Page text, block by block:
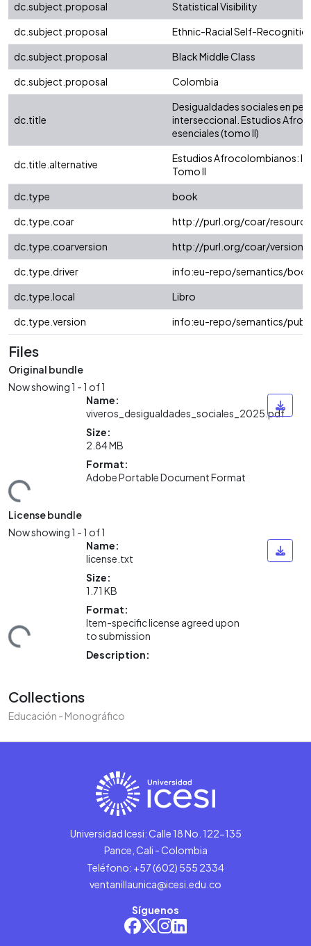
dc.subject.proposal
Statistical Visibility
dc.subject.proposal
Ethnic-Racial Self-
dc.subject.proposal
Black Middle Class
dc.subject.proposal
Colombia
dc.title
Desigualdades sociales en
interseccional. Estudios
esenciales (tomo II)
dc.title.alternative
Estudios Afrocolombianos:
Tomo II
dc.type
book
dc.type.coar
http://purl.org/coar/
dc.type.coarversion
http://purl.org/coar/
dc.type.driver
info:eu-repo/semantics/
dc.type.local
Libro
dc.type.version
info:eu-repo/semantics/
Files
Original bundle
Now showing1 - 1 of 1
Name:
viveros_desigualdades_sociales_2025.pdf
Size:
2.84 MB
Format:
Adobe Portable Document Format
License bundle
Now showing1 - 1 of 1
Name:
license.txt
Size:
1.71 KB
Format:
Item-specific license agreed upon
to submission
Description:
Collections
Educación - Monográfico
Universidad Icesi: Calle 18 No. 122-135
Pance, Cali - Colombia
Teléfono: +57 (602) 555 2334
ventanillaunica@icesi.edu.co
Síguenos